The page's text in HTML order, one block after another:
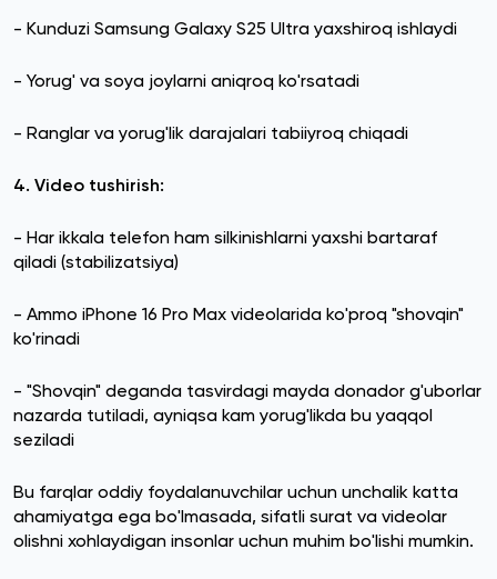
- Kunduzi Samsung Galaxy S25 Ultra yaxshiroq ishlaydi
- Yorug' va soya joylarni aniqroq ko'rsatadi
- Ranglar va yorug'lik darajalari tabiiyroq chiqadi
4. Video tushirish:
- Har ikkala telefon ham silkinishlarni yaxshi bartaraf
qiladi (stabilizatsiya)
- Ammo iPhone 16 Pro Max videolarida ko'proq "shovqin"
ko'rinadi
- "Shovqin" deganda tasvirdagi mayda donador g'uborlar
nazarda tutiladi, ayniqsa kam yorug'likda bu yaqqol
seziladi
Bu farqlar oddiy foydalanuvchilar uchun unchalik katta
ahamiyatga ega bo'lmasada, sifatli surat va videolar
olishni xohlaydigan insonlar uchun muhim bo'lishi mumkin.